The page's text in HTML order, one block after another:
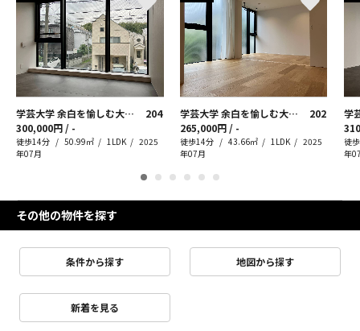
学芸大学 余白を愉しむ大人の住まい
204
300,000円 / -
徒歩14分 50.99㎡ 1LDK
2025
年07月
学芸大学 余白を愉しむ大人の住まい
202
265,000円 / -
徒歩14分 43.66㎡ 1LDK
2025
年07月
徒
年
その他の物件を探す
条件から探す 地図から探す
新着を見る